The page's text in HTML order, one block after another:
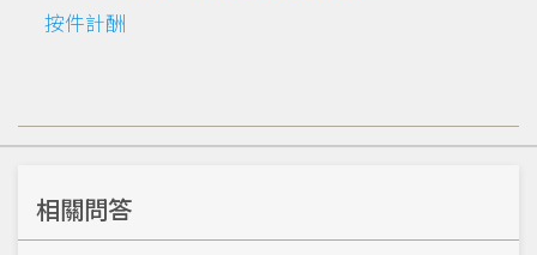
按件計酬
相關問答